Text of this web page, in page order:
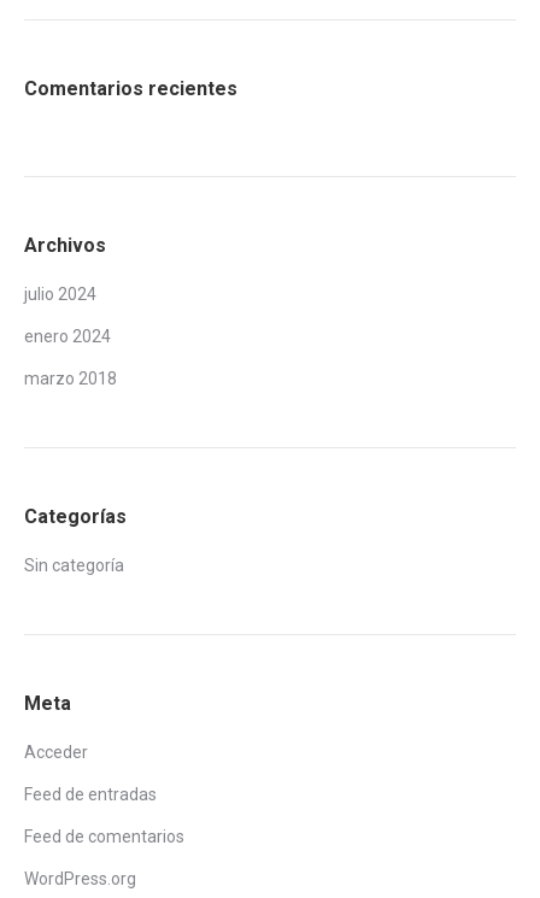
Comentarios recientes
Archivos
julio 2024
enero 2024
marzo 2018
Categorías
Sin categoría
Meta
Acceder
Feed de entradas
Feed de comentarios
WordPress.org